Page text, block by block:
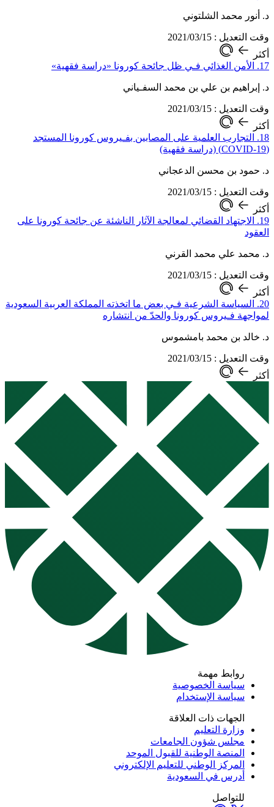
د. أنور محمد الشلتوني
وقت التعديل : 2021/03/15
أكثر
17. الأمن الغذائي فـي ظل جائحة كورونا «دراسة فقهية»
د. إبراهيم بن علي بن محمد السفـياني
وقت التعديل : 2021/03/15
أكثر
18. التجارب العلمية على المصابين بفـيروس كورونا المستجد
(COVID-19) (دراسة فقهية)
د. حمود بن محسن الدعجاني
وقت التعديل : 2021/03/15
أكثر
19. الاجتهاد القضائي لمعالجة الآثار الناشئة عن جائحة كورونا على
العقود
د. محمد علي محمد القرني
وقت التعديل : 2021/03/15
أكثر
20. السياسة الشرعية فـي بعض ما اتخذته المملكة العربية السعودية
لمواجهة فـيروس كورونا والحدّ من انتشاره
د. خالد بن محمد بامشموس
وقت التعديل : 2021/03/15
أكثر
روابط مهمة
سياسة الخصوصية
سياسة الإستخدام
الجهات ذات العلاقة
وزارة التعليم
مجلس شؤون الجامعات
المنصة الوطنية للقبول الموحد
المركز الوطني للتعليم الإلكتروني
أدرس في السعودية
للتواصل